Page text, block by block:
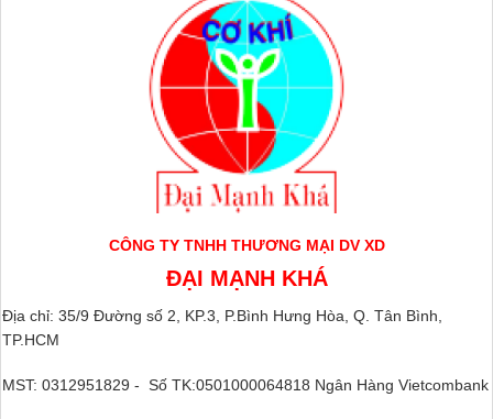
CÔNG TY TNHH THƯƠNG MẠI DV XD
ĐẠI MẠNH KHÁ
Địa chỉ: 35/9 Đường số 2, KP.3, P.Bình Hưng Hòa, Q. Tân Bình,
TP.HCM
MST: 0312951829 - Số TK:0501000064818 Ngân Hàng Vietcombank